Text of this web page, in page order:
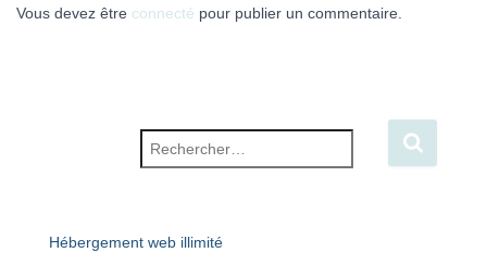
Vous devez être connecté pour publier un commentaire.
Hébergement web illimité